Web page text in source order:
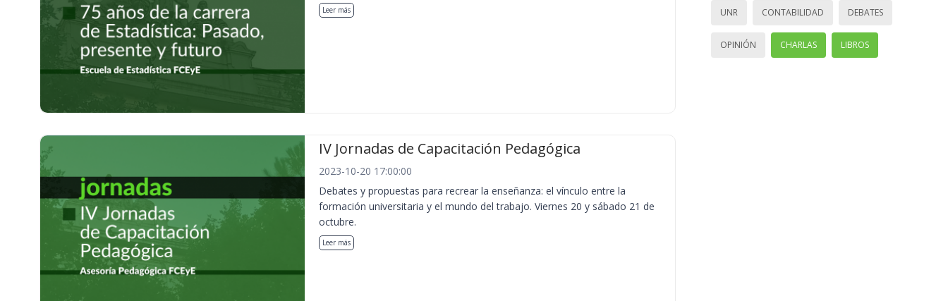
Leer más
IV Jornadas de Capacitación Pedagógica
2023-10-20 17:00:00
Debates y propuestas para recrear la enseñanza: el vínculo entre la
formación universitaria y el mundo del trabajo. Viernes 20 y sábado 21 de
octubre.
Leer más
UNR CONTABILIDAD DEBATES
OPINIÓN CHARLAS LIBROS